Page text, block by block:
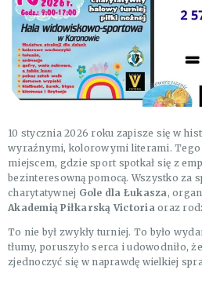
10 stycznia 2026 roku zapisze się w
wyraźnymi, kolorowymi literami. Tego
miejscem, gdzie sport spotkał się z
bezinteresowną pomocą. Wszystko za
charytatywnej Gole dla Łukasza ,
Akademią Piłkarską Victoria oraz
To nie był zwykły turniej. To było
tłumy, poruszyło serca i udowodniło,
zjednoczyć się w naprawdę wielkiej